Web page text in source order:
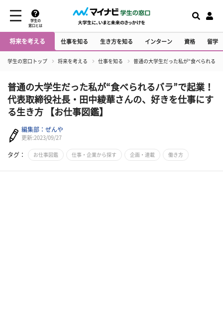
学生の
窓口とは
将来を考える 仕事を知る 生き方を知る インターン 資格 留学
学生の窓口トップ 将来を考える 仕事を知る 普通の大学生だった私が“食べられる
普通の大学生だった私が“食べられるバラ”で起業！
代表取締役社長・田中綾華さんの、好きを仕事にす
る生き方 【お仕事図鑑】
編集部：ぜんや
更新:2023/09/27
タグ： お仕事図鑑 仕事・企業から探す 企画・連載 働き方